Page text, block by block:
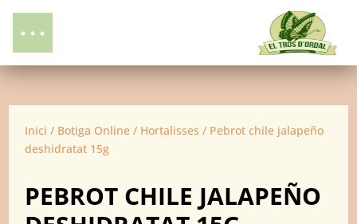
Inici / Botiga Online / Hortalisses / Pebrot chile jalapeño
deshidratat 15g
PEBROT CHILE JALAPEÑO